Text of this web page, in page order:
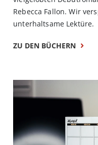
Rebecca Fallon. Wir
unterhaltsame Lektüre.
ZU DEN BÜCHERN